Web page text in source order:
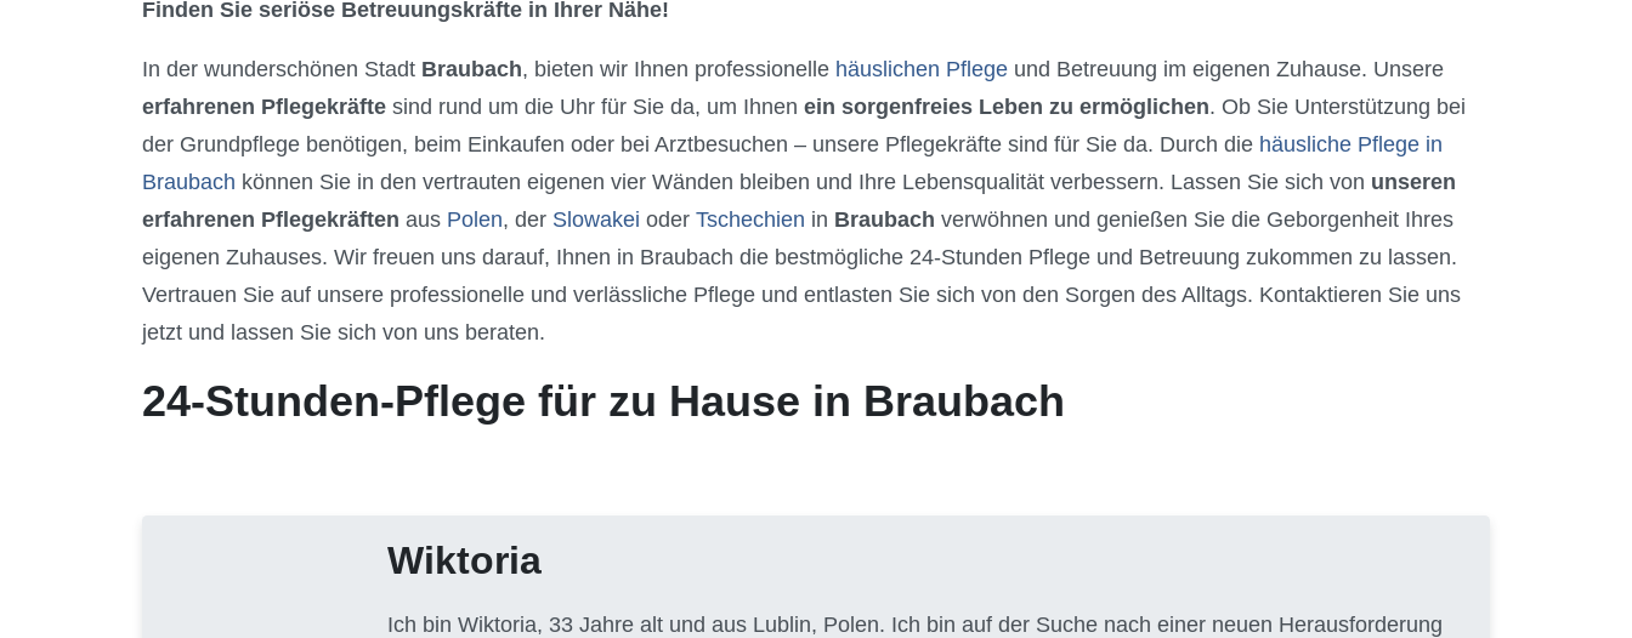
Finden Sie seriöse Betreuungskräfte in Ihrer Nähe!
In der wunderschönen Stadt Braubach, bieten wir Ihnen professionelle häuslichen Pflege und Betreuung im eigenen Zuhause. Unsere
erfahrenen Pflegekräfte sind rund um die Uhr für Sie da, um Ihnen ein sorgenfreies Leben zu ermöglichen. Ob Sie Unterstützung bei
der Grundpflege benötigen, beim Einkaufen oder bei Arztbesuchen – unsere Pflegekräfte sind für Sie da. Durch die häusliche Pflege in
Braubach können Sie in den vertrauten eigenen vier Wänden bleiben und Ihre Lebensqualität verbessern. Lassen Sie sich von unseren
erfahrenen Pflegekräften aus Polen, der Slowakei oder Tschechien in Braubach verwöhnen und genießen Sie die Geborgenheit Ihres
eigenen Zuhauses. Wir freuen uns darauf, Ihnen in Braubach die bestmögliche 24-Stunden Pflege und Betreuung zukommen zu lassen.
Vertrauen Sie auf unsere professionelle und verlässliche Pflege und entlasten Sie sich von den Sorgen des Alltags. Kontaktieren Sie uns
jetzt und lassen Sie sich von uns beraten.
24-Stunden-Pflege für zu Hause in Braubach
Wiktoria
Ich bin Wiktoria, 33 Jahre alt und aus Lublin, Polen. Ich bin auf der Suche nach einer neuen Herausforderung